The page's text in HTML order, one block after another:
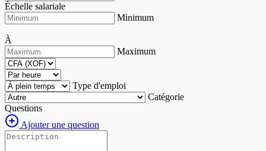
Échelle salariale
Minimum
À
Maximum
Type d'emploi
Catégorie
Questions
Ajouter une question